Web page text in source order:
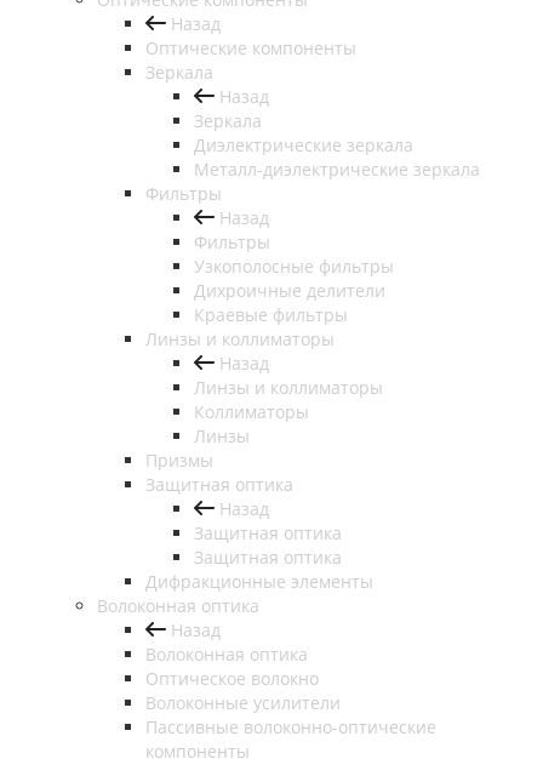
Назад
Оптические компоненты
Зеркала
Назад
Зеркала
Диэлектрические зеркала
Металл-диэлектрические зеркала
Фильтры
Назад
Фильтры
Узкополосные фильтры
Дихроичные делители
Краевые фильтры
Линзы и коллиматоры
Назад
Линзы и коллиматоры
Коллиматоры
Линзы
Призмы
Защитная оптика
Назад
Защитная оптика
Защитная оптика
Дифракционные элементы
Волоконная оптика
Назад
Волоконная оптика
Оптическое волокно
Волоконные усилители
Пассивные волоконно-оптические
компоненты